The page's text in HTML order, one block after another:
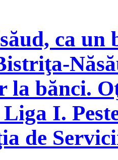
ca un
la bănci.
I.
de